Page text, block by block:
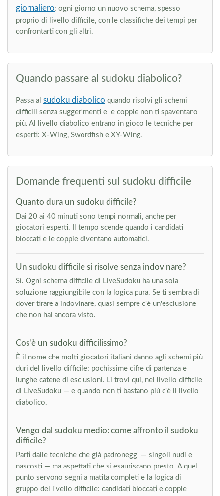
giornaliero: ogni giorno un nuovo schema, spesso
proprio di livello difficile, con le classifiche dei tempi per
confrontarti con gli altri.
Quando passare al sudoku diabolico?
Passa al sudoku diabolico quando risolvi gli schemi
difficili senza suggerimenti e le coppie non ti spaventano
più. Al livello diabolico entrano in gioco le tecniche per
esperti: X-Wing, Swordfish e XY-Wing.
Domande frequenti sul sudoku difficile
Quanto dura un sudoku difficile?
Dai 20 ai 40 minuti sono tempi normali, anche per
giocatori esperti. Il tempo scende quando i candidati
bloccati e le coppie diventano automatici.
Un sudoku difficile si risolve senza indovinare?
Sì. Ogni schema difficile di LiveSudoku ha una sola
soluzione raggiungibile con la logica pura. Se ti sembra di
dover tirare a indovinare, quasi sempre c'è un'esclusione
che non hai ancora visto.
Cos'è un sudoku difficilissimo?
È il nome che molti giocatori italiani danno agli schemi più
duri del livello difficile: pochissime cifre di partenza e
lunghe catene di esclusioni. Li trovi qui, nel livello difficile
di LiveSudoku — e quando non ti bastano più c'è il livello
diabolico.
Vengo dal sudoku medio: come affronto il sudoku
difficile?
Parti dalle tecniche che già padroneggi — singoli nudi e
nascosti — ma aspettati che si esauriscano presto. A quel
punto servono segni a matita completi e la logica di
gruppo del livello difficile: candidati bloccati e coppie